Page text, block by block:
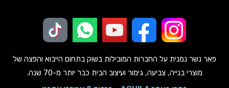
פאר נשר נמנית על החברות המובילות בשוק בתחום הייבוא והפצה של
מוצרי בנייה, צביעה, גימור ועיצוב הבית כבר יותר מ-70 שנה.